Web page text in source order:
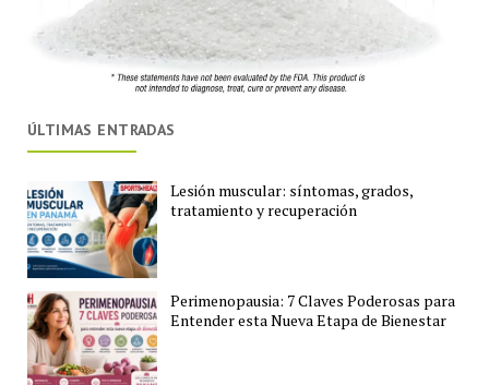
ÚLTIMAS ENTRADAS
Lesión muscular: síntomas, grados,
tratamiento y recuperación
Perimenopausia: 7 Claves Poderosas para
Entender esta Nueva Etapa de Bienestar